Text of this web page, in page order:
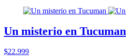
Un misterio en Tucuman
$22.999